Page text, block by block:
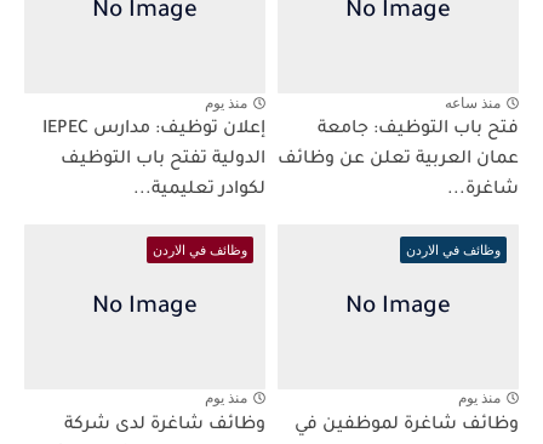
منذ ساعه
فتح باب التوظيف: جامعة
عمان العربية تعلن عن وظائف
شاغرة...
منذ يوم
إعلان توظيف: مدارس IEPEC
الدولية تفتح باب التوظيف
لكوادر تعليمية...
وظائف في الاردن
منذ يوم
وظائف شاغرة لموظفين في
وظائف في الاردن
منذ يوم
وظائف شاغرة لدى شركة